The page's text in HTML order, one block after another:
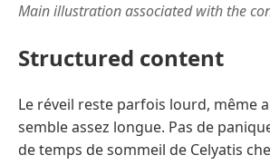
Main illustration associated with the
Structured content
Le réveil reste parfois lourd, même
semble assez longue. Pas de
de temps de sommeil de Celyatis